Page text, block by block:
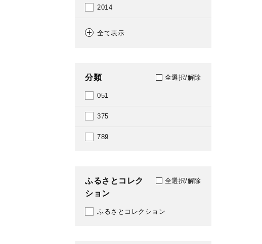
2014
2016
全て表示
分類 全選択/解除
051
375
789
ふるさとコレク
ション
全選択/解除
ふるさとコレクション